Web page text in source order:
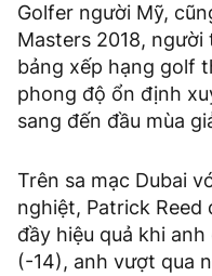
Golfer người Mỹ,
Masters 2018,
bảng xếp hạng golf
phong độ ổn định
sang đến đầu mùa
Trên sa mạc Dubai
nghiệt, Patrick Reed
đầy hiệu quả khi
(-14), anh vượt qua